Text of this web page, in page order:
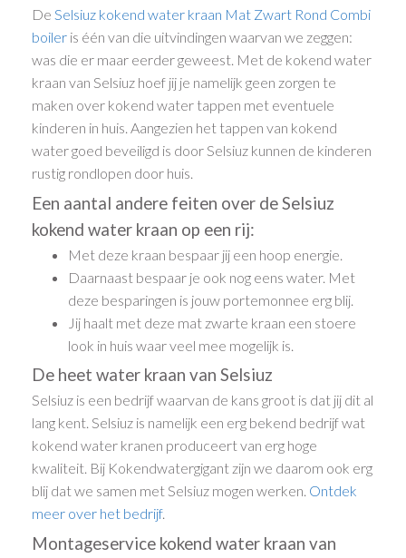
DeSelsiuz kokend water kraan Mat Zwart Rond Combi
boiler is één van die uitvindingen waarvan we zeggen:
was die er maar eerder geweest. Met de kokend water
kraan van Selsiuz hoef jij je namelijk geen zorgen te
maken over kokend water tappen met eventuele
kinderen in huis. Aangezien het tappen van kokend
water goed beveiligd is door Selsiuz kunnen de kinderen
rustig rondlopen door huis.
Een aantal andere feiten over de Selsiuz
kokend water kraan op een rij:
Met deze kraan bespaar jij een hoop energie.
Daarnaast bespaar je ook nog eens water. Met
deze besparingen is jouw portemonnee erg blij.
Jij haalt met deze mat zwarte kraan een stoere
look in huis waar veel mee mogelijk is.
De heet water kraan van Selsiuz
Selsiuz is een bedrijf waarvan de kans groot is dat jij dit al
lang kent. Selsiuz is namelijk een erg bekend bedrijf wat
kokend water kranen produceert van erg hoge
kwaliteit. Bij Kokendwatergigant zijn we daarom ook erg
blij dat we samen met Selsiuz mogen werken. Ontdek
meer over het bedrijf.
Montageservice kokend water kraan van